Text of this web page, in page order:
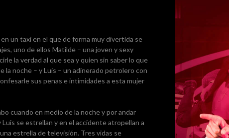
un taxi en el que de forma muy divertida se
uno de ellos Matilde – una joven y sexy
la verdad al que sea y quien sin saber lo que
la noche – y Luis – un adinerado petrolero con
sus penas e intimidades a esta mujer
cuando en medio de la noche y por andar
se estrellan y en el accidente atropellan a
estrella de televisión. Tres vidas se